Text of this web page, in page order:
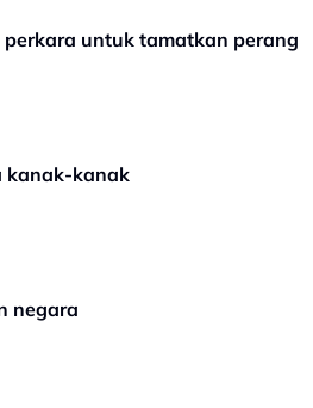
untuk tamatkan perang
kanak-kanak
negara